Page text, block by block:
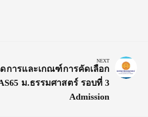
NEXT
การและเกณฑ์การคัดเลือก
ม.ธรรมศาสตร์ รอบที่ 3
Admission